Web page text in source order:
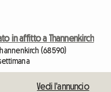
in affitto a Thannenkirch
(68590)
Vedi l'annuncio